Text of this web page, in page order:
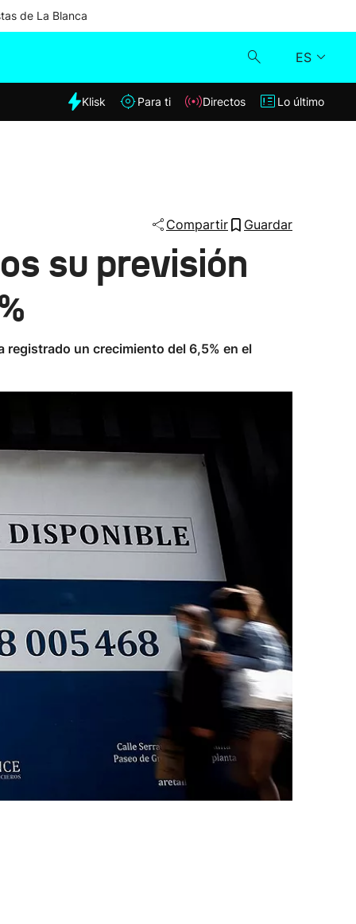
de La Blanca
ES
Klisk
Klisk Para ti Directos Lo último
Compartir Guardar
su previsión
registrado un crecimiento del 6,5% en el